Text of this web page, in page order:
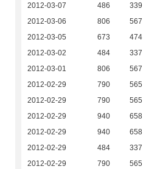
2012-03-07
486 339
2012-03-06
806 567
2012-03-05
673 474
2012-03-02
484 337
2012-03-01
806 567
2012-02-29
790 565
2012-02-29
790 565
2012-02-29
940 658
2012-02-29
940 658
2012-02-29
484 337
2012-02-29
790 565